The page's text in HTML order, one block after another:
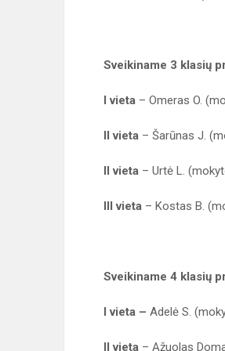
Sveikiname 3 klasių
I vieta – Omeras O.
II vieta – Šarūnas J.
II vieta – Urtė L.
III vieta – Kostas B.
Sveikiname 4 klasių
I vieta – Adelė S.
II vieta – Ąžuolas